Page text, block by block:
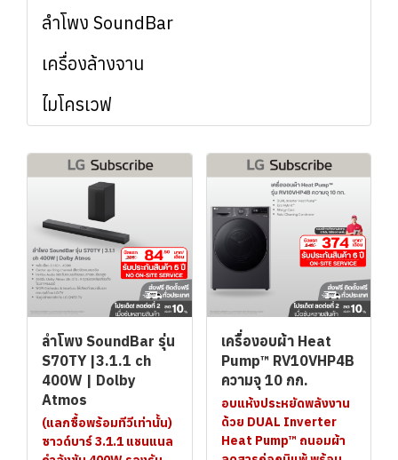
ลำโพง SoundBar
เครื่องล้างจาน
ไมโครเวฟ
ลำโพง SoundBar รุ่น
S70TY |3.1.1 ch
400W | Dolby
Atmos
(แลกซื้อพร้อมทีวีเท่านั้น)
ซาวด์บาร์ 3.1.1 แชนแนล
เครื่องอบผ้า Heat
Pump™ RV10VHP4B
ความจุ 10 กก.
อบแห้งประหยัดพลังงาน
ด้วย DUAL Inverter
Heat Pump™ ถนอมผ้า